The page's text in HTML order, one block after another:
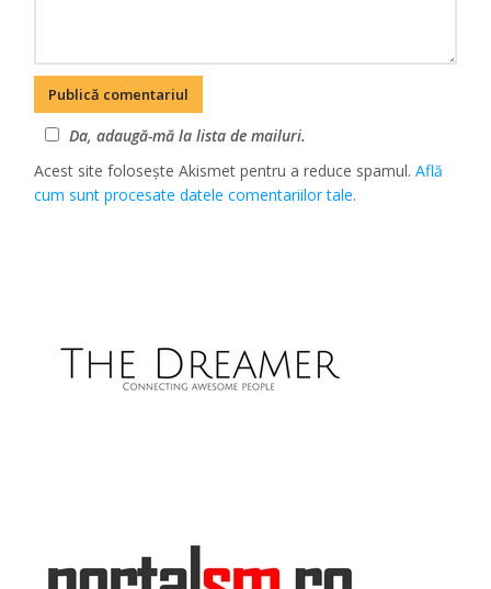
Da, adaugă-mă la lista de mailuri.
Acest site folosește Akismet pentru a reduce spamul.Află
cum sunt procesate datele comentariilor tale.